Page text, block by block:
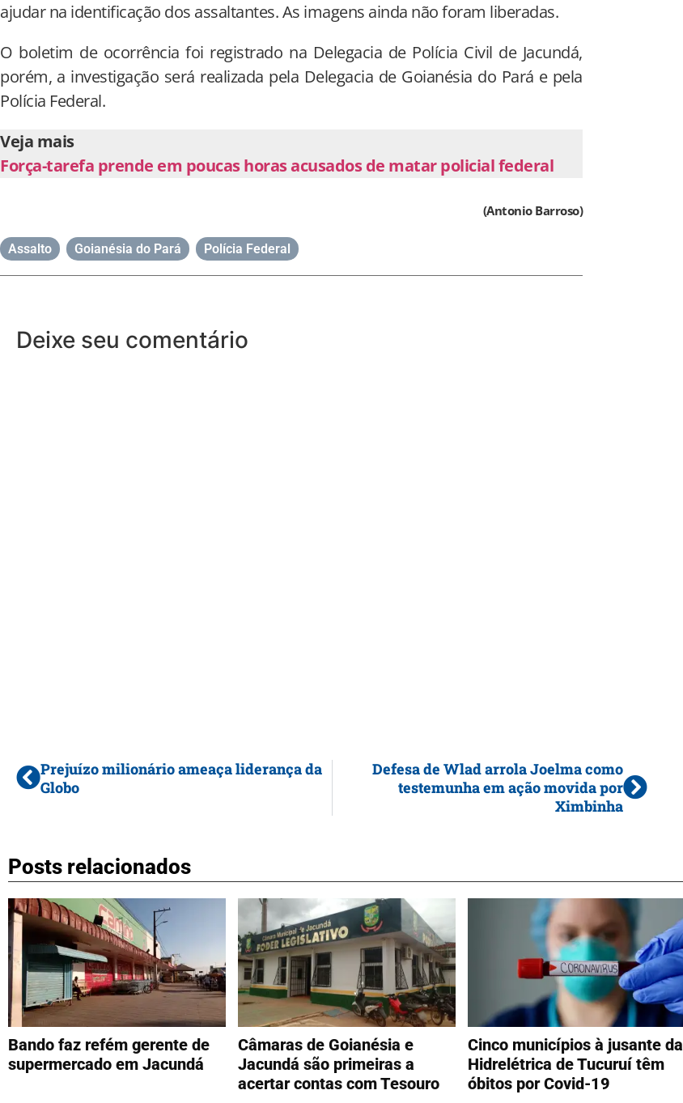
ajudar na identificação dos assaltantes. As imagens ainda não foram liberadas.
O boletim de ocorrência foi registrado na Delegacia de Polícia Civil de Jacundá,
porém, a investigação será realizada pela Delegacia de Goianésia do Pará e pela
Polícia Federal.
Veja mais
Força-tarefa prende em poucas horas acusados de matar policial federal
(Antonio Barroso)
Assalto Goianésia do Pará Polícia Federal
Deixe seu comentário
Prejuízo milionário ameaça liderança da
Globo
Defesa de Wlad arrola Joelma como
testemunha em ação movida por
Ximbinha
Posts relacionados
Bando faz refém gerente de
supermercado em Jacundá
Câmaras de Goianésia e
Jacundá são primeiras a
acertar contas com Tesouro
Cinco municípios à jusante da
Hidrelétrica de Tucuruí têm
óbitos por Covid-19